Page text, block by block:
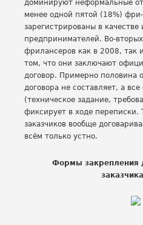
доминируют неформальные
менее одной пятой (18%)
зарегистрированы в
предпринимателей. Во-
фрилансеров как в 2008, так
том, что они заключают
договор. Примерно половина
договора не составляет, а
(техническое задание,
фиксирует в ходе переписки.
заказчиков вообще
всём только устно.
Формы закрепления